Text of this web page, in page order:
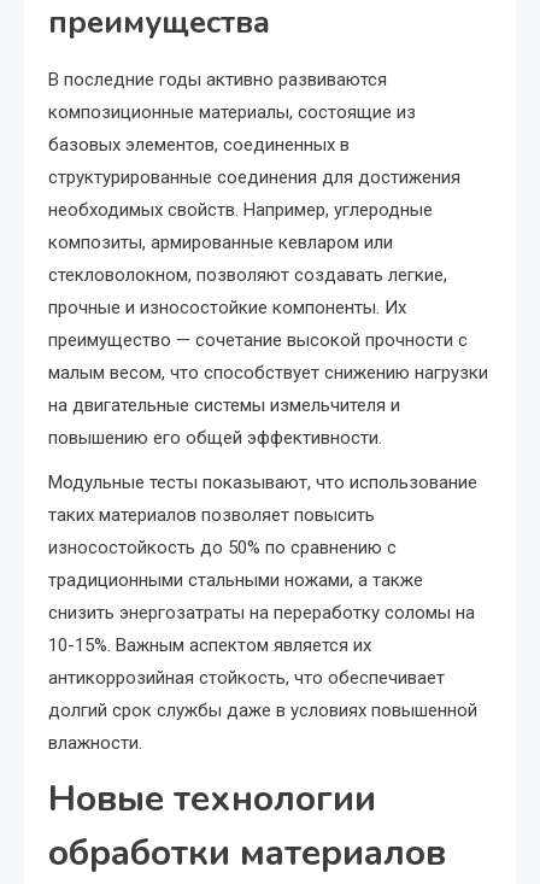
преимущества
В последние годы активно развиваются
композиционные материалы, состоящие из
базовых элементов, соединенных в
структурированные соединения для достижения
необходимых свойств. Например, углеродные
композиты, армированные кевларом или
стекловолокном, позволяют создавать легкие,
прочные и износостойкие компоненты. Их
преимущество — сочетание высокой прочности с
малым весом, что способствует снижению нагрузки
на двигательные системы измельчителя и
повышению его общей эффективности.
Модульные тесты показывают, что использование
таких материалов позволяет повысить
износостойкость до 50% по сравнению с
традиционными стальными ножами, а также
снизить энергозатраты на переработку соломы на
10-15%. Важным аспектом является их
антикоррозийная стойкость, что обеспечивает
долгий срок службы даже в условиях повышенной
влажности.
Новые технологии
обработки материалов